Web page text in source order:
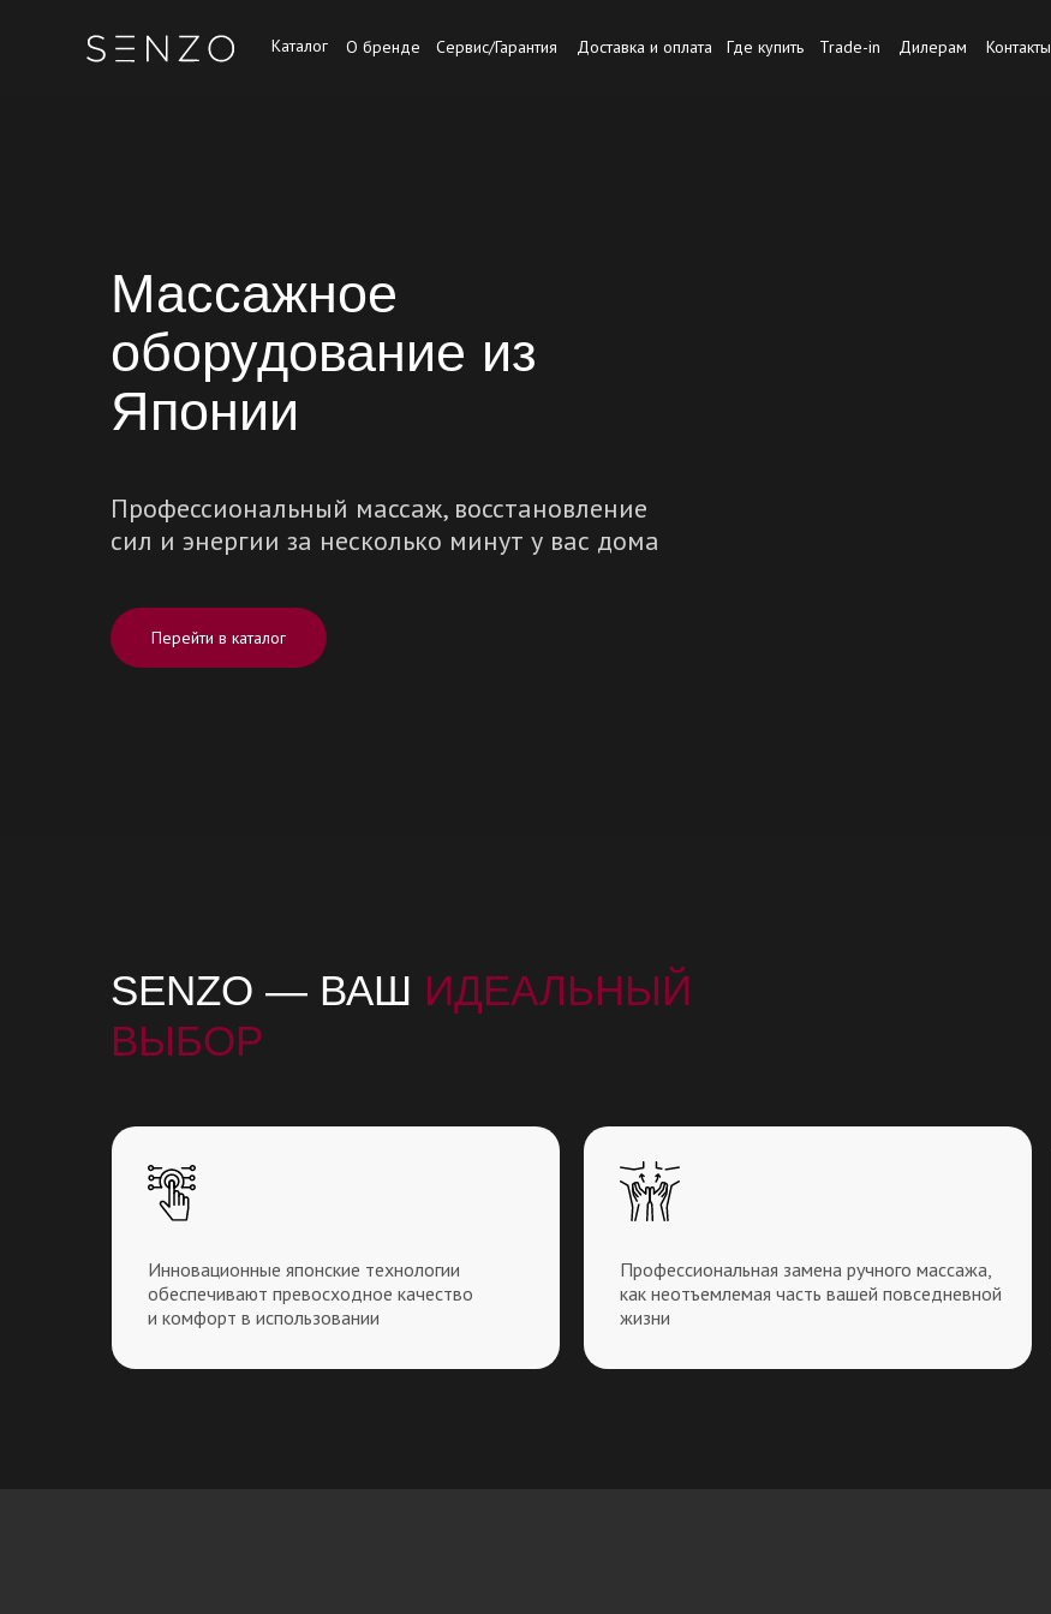
Каталог О бренде Где купить
Доставка и оплата Trade-in Контакты
Сервис/Гарантия Дилерам
Массажное
оборудование из
Японии
Профессиональный массаж, восстановление
сил и энергии за несколько минут у вас дома
Перейти в каталог
SENZO — ВАШ ИДЕАЛЬНЫЙ
ВЫБОР
Инновационные японские технологии
обеспечивают превосходное качество
и комфорт в использовании
Профессиональная замена ручного массажа,
как неотъемлемая часть вашей повседневной
жизни